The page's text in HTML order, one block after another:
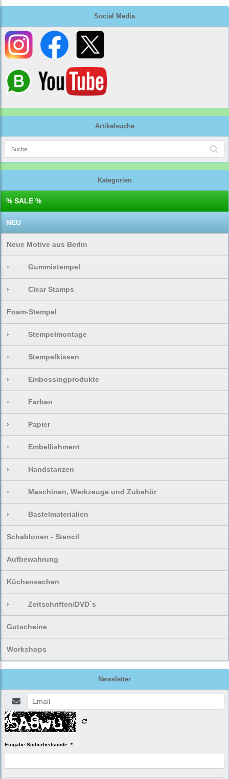
Social Media
Artikelsuche
Kategorien
% SALE %
NEU
Neue Motive aus Berlin
› Gummistempel
› Clear Stamps
Foam-Stempel
› Stempelmontage
› Stempelkissen
› Embossingprodukte
› Farben
› Papier
› Embellishment
› Handstanzen
› Maschinen, Werkzeuge und Zubehör
› Bastelmaterialien
Schablonen - Stencil
Aufbewahrung
Küchensachen
› Zeitschriften/DVD`s
Gutscheine
Workshops
Newsletter
Eingabe Sicherheitscode: *